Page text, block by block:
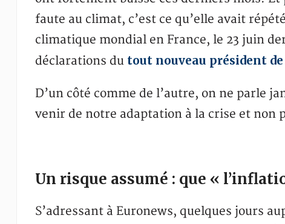
faute au climat, c’est ce qu’elle avait
climatique mondial en France, le 23 juin
déclarations du tout nouveau président
D’un côté comme de l’autre, on ne parle
venir de notre adaptation à la crise et non
Un risque assumé : que «
S’adressant à Euronews, quelques jours